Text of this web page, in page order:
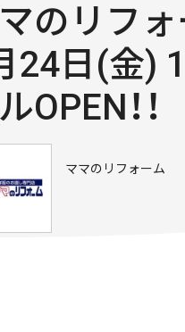
のリフ
24日(金)
OPEN！！
ママのリフォーム